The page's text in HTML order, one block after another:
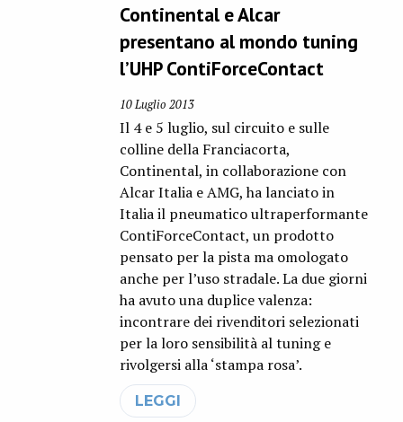
Continental e Alcar
presentano al mondo tuning
l’UHP ContiForceContact
10 Luglio 2013
Il 4 e 5 luglio, sul circuito e sulle
colline della Franciacorta,
Continental, in collaborazione con
Alcar Italia e AMG, ha lanciato in
Italia il pneumatico ultraperformante
ContiForceContact, un prodotto
pensato per la pista ma omologato
anche per l’uso stradale. La due giorni
ha avuto una duplice valenza:
incontrare dei rivenditori selezionati
per la loro sensibilità al tuning e
rivolgersi alla ‘stampa rosa’.
LEGGI